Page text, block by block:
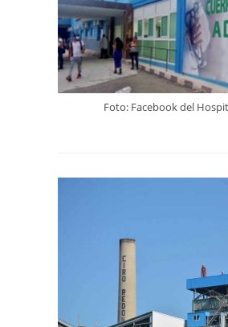
Foto: Facebook del